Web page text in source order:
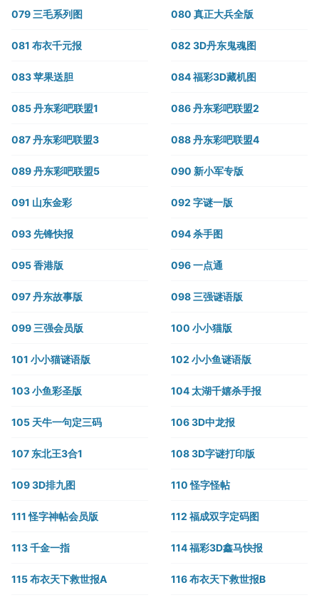
079 三毛系列图 080 真正大兵全版
081 布衣千元报 082 3D丹东鬼魂图
083 苹果送胆 084 福彩3D藏机图
085 丹东彩吧联盟1 086 丹东彩吧联盟2
087 丹东彩吧联盟3 088 丹东彩吧联盟4
089 丹东彩吧联盟5 090 新小军专版
091 山东金彩 092 字谜一版
093 先锋快报 094 杀手图
095 香港版 096 一点通
097 丹东故事版 098 三强谜语版
099 三强会员版 100 小小猫版
101 小小猫谜语版 102 小小鱼谜语版
103 小鱼彩圣版 104 太湖千嬉杀手报
105 天牛一句定三码 106 3D中龙报
107 东北王3合1 108 3D字谜打印版
109 3D排九图 110 怪字怪帖
111 怪字神帖会员版 112 福成双字定码图
113 千金一指 114 福彩3D鑫马快报
115 布衣天下救世报A 116 布衣天下救世报B